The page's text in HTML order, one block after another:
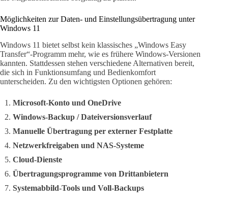
Möglichkeiten zur Daten- und Einstellungsübertragung unter
Windows 11
Windows 11 bietet selbst kein klassisches „Windows Easy
Transfer“-Programm mehr, wie es frühere Windows-Versionen
kannten. Stattdessen stehen verschiedene Alternativen bereit,
die sich in Funktionsumfang und Bedienkomfort
unterscheiden. Zu den wichtigsten Optionen gehören:
Microsoft-Konto und OneDrive
Windows-Backup / Dateiversionsverlauf
Manuelle Übertragung per externer Festplatte
Netzwerkfreigaben und NAS-Systeme
Cloud-Dienste
Übertragungsprogramme von Drittanbietern
Systemabbild-Tools und Voll-Backups